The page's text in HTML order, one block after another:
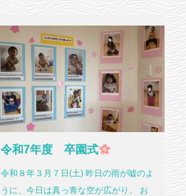
令和7年度 卒園式
令和８年３月７日(土) 昨日の雨が嘘のよ
うに、今日は真っ青な空が広がり、 お